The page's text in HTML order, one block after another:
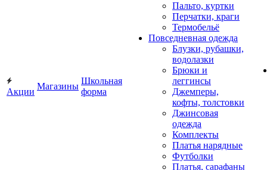
Акции
Магазины
Школьная
форма
Пальто, куртки
Перчатки, краги
Термобельё
Повседневная одежда
Блузки, рубашки,
водолазки
Брюки и
леггинсы
Джемперы,
кофты, толстовки
Джинсовая
одежда
Комплекты
Платья нарядные
Футболки
Платья, сарафаны